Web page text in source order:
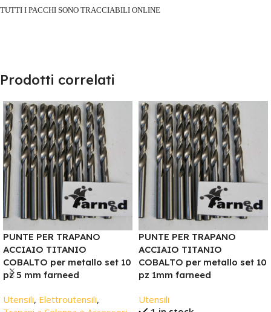
TUTTI I PACCHI SONO TRACCIABILI ONLINE
Prodotti correlati
PUNTE PER TRAPANO
ACCIAIO TITANIO
COBALTO per metallo set 10
pz 5 mm farneed
Utensili, Elettroutensili,
PUNTE PER TRAPANO
ACCIAIO TITANIO
COBALTO per metallo set 10
pz 1mm farneed
Utensili